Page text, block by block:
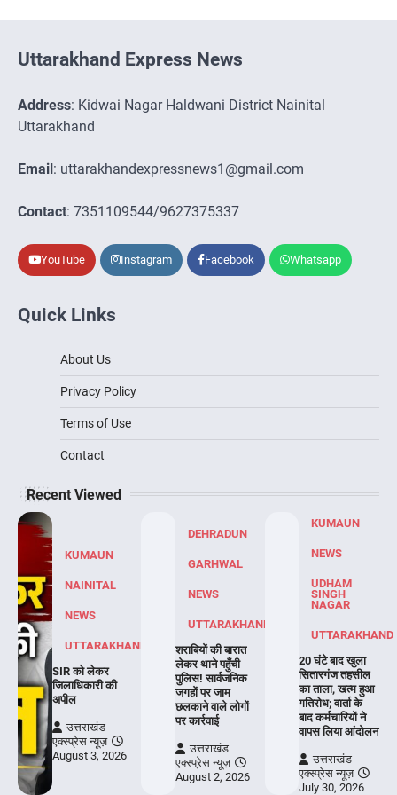
Uttarakhand Express News
Address: Kidwai Nagar Haldwani District Nainital
Uttarakhand
Email: uttarakhandexpressnews1@gmail.com
Contact: 7351109544/9627375337
YouTube Instagram Facebook Whatsapp
Quick Links
About Us
Privacy Policy
Terms of Use
Contact
Recent Viewed
KUMAUN
NAINITAL
NEWS
UTTARAKHAND
SIR को लेकर
जिलाधिकारी की
अपील
उत्तराखंड
एक्स्प्रेस न्यूज़
August 3, 2026
DEHRADUN
GARHWAL
NEWS
UTTARAKHAND
शराबियों की बारात
लेकर थाने पहुँची
पुलिस! सार्वजनिक
जगहों पर जाम
छलकाने वाले लोगों
पर कार्रवाई
उत्तराखंड
एक्स्प्रेस न्यूज़
August 2, 2026
KUMAUN
NEWS
UDHAM
SINGH
NAGAR
UTTARAKHAND
20 घंटे बाद खुला
सितारगंज तहसील
का ताला, खत्म हुआ
गतिरोध; वार्ता के
बाद कर्मचारियों ने
वापस लिया आंदोलन
उत्तराखंड
एक्स्प्रेस न्यूज़
July 30, 2026